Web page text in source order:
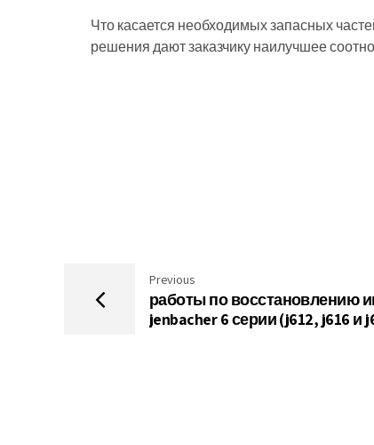
Что касается необходимых запасных
решения дают заказчику наилучшее
Previous
работы по восстановлению
jenbacher 6 серии (j612, j616 и